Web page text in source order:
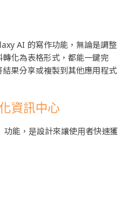
AI 的寫作功能，無論是調整
化為表格形式，都能一鍵完
果分享或複製到其他應用程式
資訊中心
能，是設計來讓使用者快速獲